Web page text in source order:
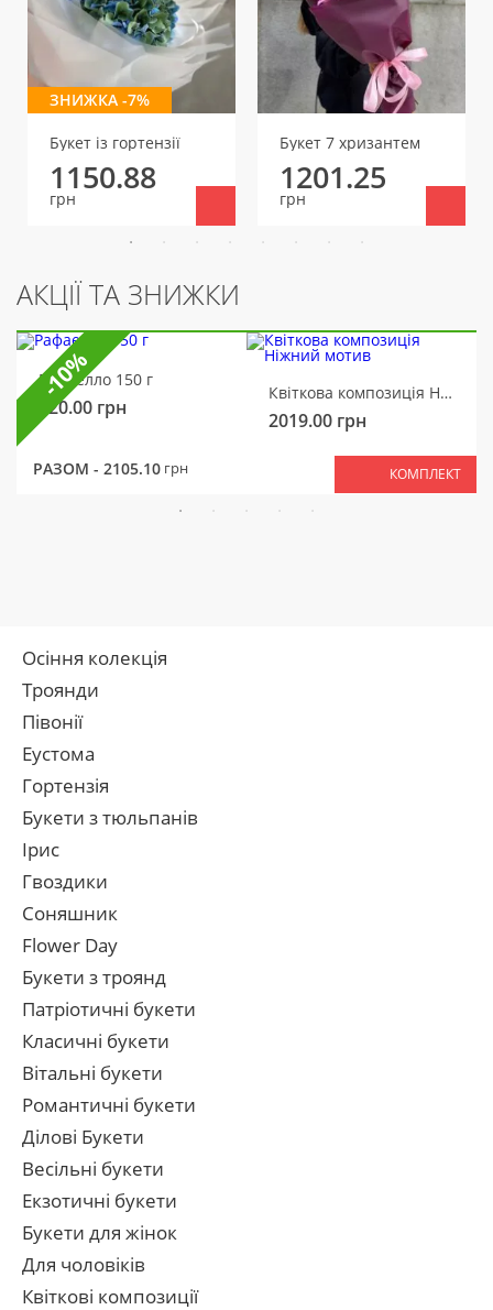
ЗНИЖКА -7%
Букет із гортензії
1150.88
грн
Букет 7 хризантем
1201.25
грн
АКЦІЇ ТА ЗНИЖКИ
Рафаелло 150 г
320.00 грн
Квіткова композиція Ніжний мотив
2019.00 грн
РАЗОМ - 2105.10 грн КОМПЛЕКТ
-10%
Осіння колекція
Троянди
Півонії
Еустома
Гортензія
Букети з тюльпанів
Ірис
Гвоздики
Соняшник
Flower Day
Букети з троянд
Патріотичні букети
Класичні букети
Вітальні букети
Романтичні букети
Ділові Букети
Весільні букети
Екзотичні букети
Букети для жінок
Для чоловіків
Квіткові композиції